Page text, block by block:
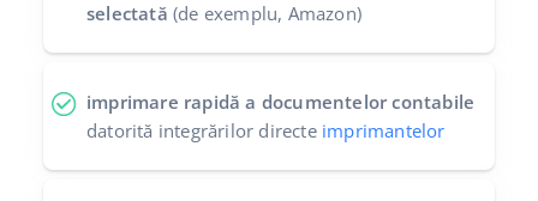
selectată (de exemplu, Amazon)
imprimare rapidă a documentelor contabile
datorită integrărilor directe imprimantelor